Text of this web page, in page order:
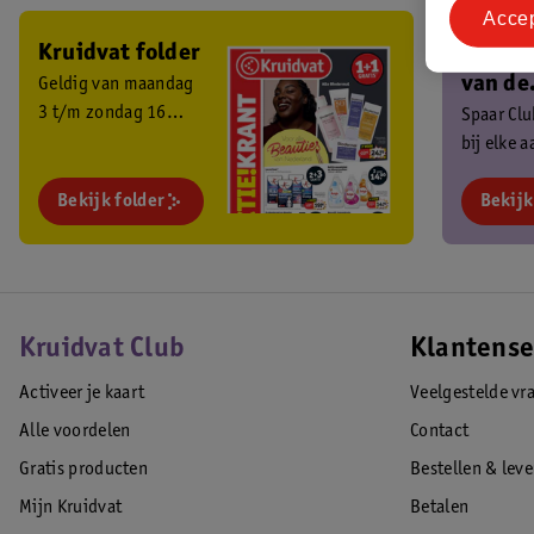
Kruidvat folder
Geldig van maandag
3 t/m zondag 16
Bekijk folder
Ben
van de
Club?
Spaar
bij elke
Kruidvat Club
Activeer je kaart
Alle voordelen
Gratis producten
Mijn Kruidvat
Veelgestelde
Contact
Bestellen &
Betalen